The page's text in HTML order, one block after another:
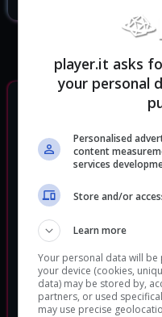
player.it asks
your personal
Personalised
content
services
Store and/or
Learn more
Your personal data will
your device (cookies,
data) may be stored by,
partners, or used
may use precise